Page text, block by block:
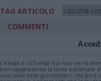
TAG ARTICOLO
cascina
COMMENTI
L'email è richiesta ma non verrà
non rappresenta la linea editoriale
non sono testi giornalistici, ma